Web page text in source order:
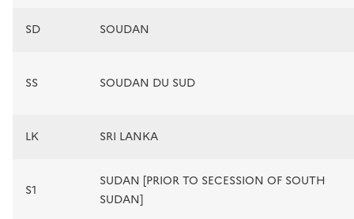
SD SOUDAN
SS SOUDAN DU SUD
LK SRI LANKA
S1
SUDAN [PRIOR TO SECESSION OF SOUTH
SUDAN]